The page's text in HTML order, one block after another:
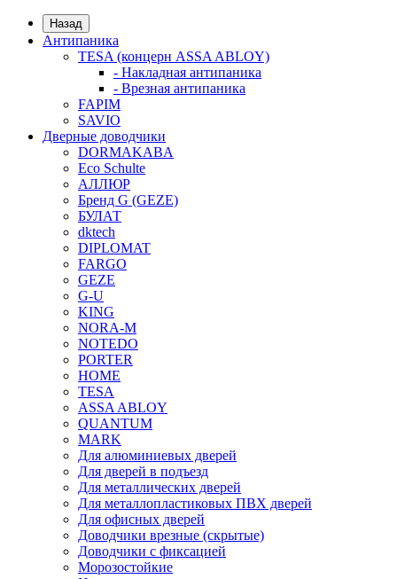
Назад
Антипаника
TESA (концерн ASSA ABLOY)
- Накладная антипаника
- Врезная антипаника
FAPIM
SAVIO
Дверные доводчики
DORMAKABA
Eco Schulte
АЛЛЮР
Бренд G (GEZE)
БУЛАТ
dktech
DIPLOMAT
FARGO
GEZE
G-U
KING
NORA-M
NOTEDO
PORTER
HOME
TESA
ASSA ABLOY
QUANTUM
MARK
Для алюминиевых дверей
Для дверей в подъезд
Для металлических дверей
Для металлопластиковых ПВХ дверей
Для офисных дверей
Доводчики врезные (скрытые)
Доводчики с фиксацией
Морозостойкие